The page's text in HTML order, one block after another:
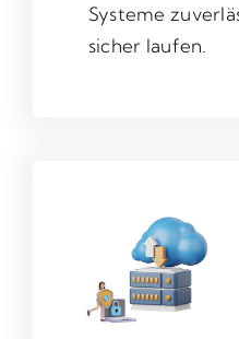
Systeme
sicher laufen.